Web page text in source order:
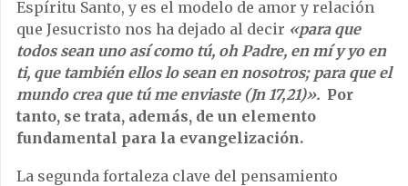
Espíritu Santo, y es el modelo de amor y relación
que Jesucristo nos ha dejado al decir «para que
todos sean uno así como tú, oh Padre, en mí y yo en
ti, que también ellos lo sean en nosotros; para que el
mundo crea que tú me enviaste (Jn 17,21)». Por
tanto, se trata, además, de un elemento
fundamental para la evangelización.
La segunda fortaleza clave del pensamiento